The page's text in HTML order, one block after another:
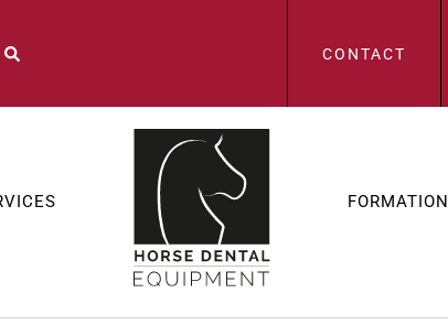
CONTACT
FORMATION